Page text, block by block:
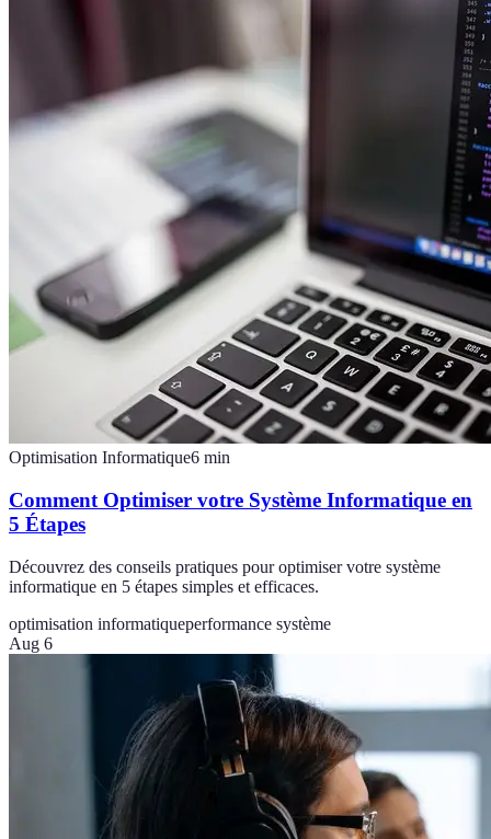
Optimisation Informatique6 min
Comment Optimiser votre Système Informatique en
5 Étapes
Découvrez des conseils pratiques pour optimiser votre système
informatique en 5 étapes simples et efficaces.
optimisation informatiqueperformance système
Aug 6